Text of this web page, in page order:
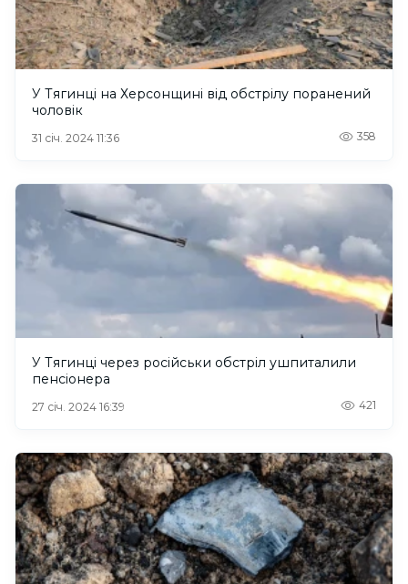
У Тягинці на Херсонщині від обстрілу поранений
чоловік
31 січ. 2024 11:36 358
У Тягинці через російськи обстріл ушпиталили
пенсіонера
27 січ. 2024 16:39 421